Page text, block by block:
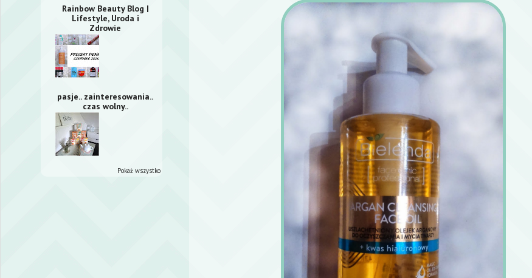
Rainbow Beauty Blog |
Lifestyle, Uroda i
Zdrowie
pasje.. zainteresowania..
czas wolny..
Pokaż wszystko